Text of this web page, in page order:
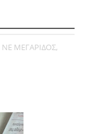
ΝΕ ΜΕΓΑΡΙΔΟΣ,